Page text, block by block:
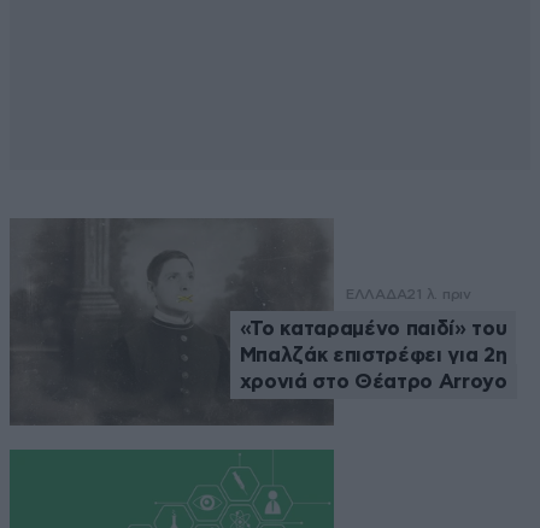
ΕΛΛΑΔΑ21 λ. πριν
«Το καταραμένο παιδί» του
Μπαλζάκ επιστρέφει για 2η
χρονιά στο Θέατρο Arroyo